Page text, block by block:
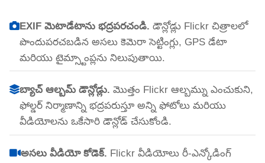
EXIF మెటాడేటాను భద్రపరచండి. డౌన్లోడ్లు Flickr చిత్రాలలో
పొందుపరచబడిన అసలు కెమెరా సెట్టింగ్లు, GPS డేటా
మరియు టైమ్స్టాంప్లను నిలుపుతాయి.
బ్యాచ్ ఆల్బమ్ డౌన్లోడ్లు. మొత్తం Flickr ఆల్బమ్ను ఎంచుకుని,
ఫోల్డర్ నిర్మాణాన్ని భద్రపరుస్తూ అన్ని ఫోటోలు మరియు
వీడియోలను ఒకేసారి డౌన్లోడ్ చేసుకోండి.
అసలు వీడియో కోడెక్. Flickr వీడియోలు రీ-ఎన్కోడింగ్